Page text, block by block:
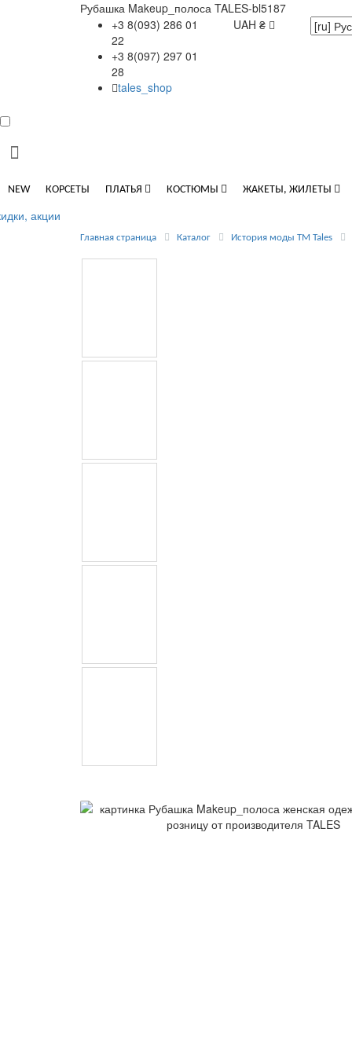
Рубашка Makeup_полоса TALES-bl5187
+3 8(093) 286 01
22
+3 8(097) 297 01
28
tales_shop
UAH ₴
NEW КОРСЕТЫ ПЛАТЬЯ КОСТЮМЫ ЖАКЕТЫ, ЖИЛЕТЫ
акции
Главная страница Каталог История моды ТМ Tales